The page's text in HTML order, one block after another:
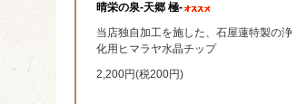
晴栄の泉‐天郷 極‐
当店独自加工を施した、石屋蓮特製の浄
化用ヒマラヤ水晶チップ
2,200円(税200円)